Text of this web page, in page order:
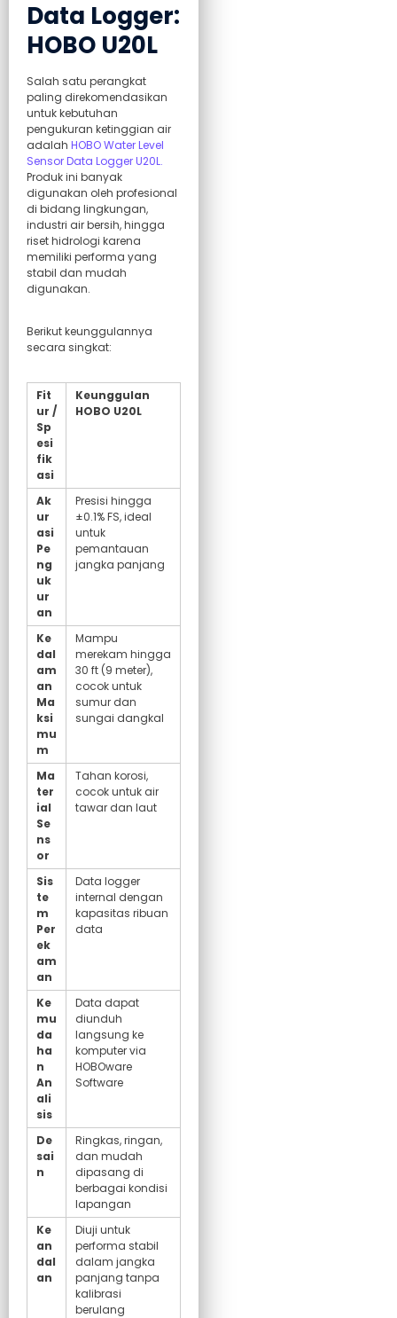
Data Logger:
HOBO U20L
Salah satu perangkat
paling direkomendasikan
untuk kebutuhan
pengukuran ketinggian air
adalah HOBO Water Level
Sensor Data Logger U20L.
Produk ini banyak
digunakan oleh profesional
di bidang lingkungan,
industri air bersih, hingga
riset hidrologi karena
memiliki performa yang
stabil dan mudah
digunakan.
Berikut keunggulannya
secara singkat:
Fit
ur /
Sp
esi
fik
asi
Keunggulan
HOBO U20L
Ak
ur
asi
Pe
ng
uk
ur
an
Presisi hingga
±0.1% FS, ideal
untuk
pemantauan
jangka panjang
Ke
dal
am
an
Ma
ksi
mu
m
Mampu
merekam hingga
30 ft (9 meter),
cocok untuk
sumur dan
sungai dangkal
Ma
ter
ial
Se
ns
or
Tahan korosi,
cocok untuk air
tawar dan laut
Sis
te
m
Per
ek
am
an
Data logger
internal dengan
kapasitas ribuan
data
Ke
mu
da
ha
n
An
ali
sis
Data dapat
diunduh
langsung ke
komputer via
HOBOware
Software
De
sai
n
Ringkas, ringan,
dan mudah
dipasang di
berbagai kondisi
lapangan
Ke
an
dal
an
Diuji untuk
performa stabil
dalam jangka
panjang tanpa
kalibrasi
berulang